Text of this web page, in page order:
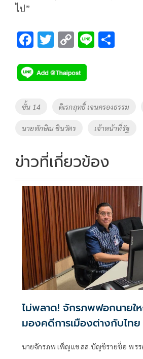
ไป”
F
e
b
o
o
k
T
tt
er
C
p
y
Li
k
Li
Tags
ชั้น 14 ดิเรกฤทธิ์ เจนครองธรรม
นายทักษิณ ชินวัตร เจ้าหน้าที่รัฐ
ข่าวที่เกี่ยวข้อง
ไม่พลาด! จักรภพฟอกนายใ
มองคดีการเมืองต่างกับไทย
นายจักรภพ เพ็ญแข สส.บัญชีรายชื่อ พร